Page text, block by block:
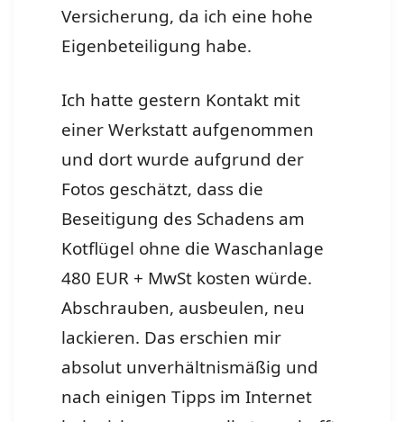
Versicherung, da ich eine hohe
Eigenbeteiligung habe.
Ich hatte gestern Kontakt mit
einer Werkstatt aufgenommen
und dort wurde aufgrund der
Fotos geschätzt, dass die
Beseitigung des Schadens am
Kotflügel ohne die Waschanlage
480 EUR + MwSt kosten würde.
Abschrauben, ausbeulen, neu
lackieren. Das erschien mir
absolut unverhältnismäßig und
nach einigen Tipps im Internet